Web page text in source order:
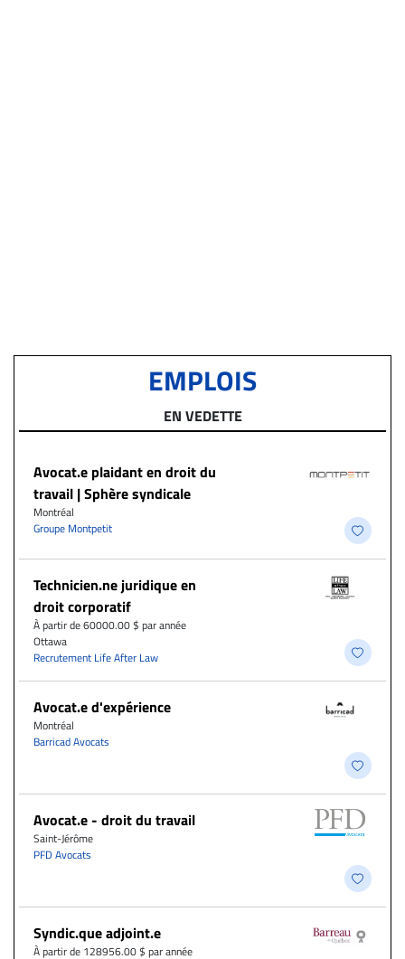
EMPLOIS
EN VEDETTE
Avocat.e plaidant en droit du
travail | Sphère syndicale
Montréal
Groupe Montpetit
Technicien.ne juridique en
droit corporatif
À partir de 60000.00 $ par année
Ottawa
Recrutement Life After Law
Avocat.e d'expérience
Montréal
Barricad Avocats
Avocat.e - droit du travail
Saint-Jérôme
PFD Avocats
Syndic.que adjoint.e
À partir de 128956.00 $ par année